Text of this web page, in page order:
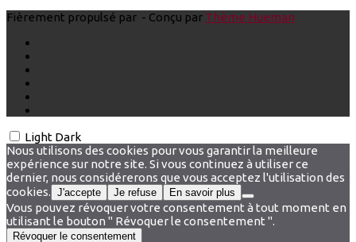
Fièrement propulsé par - Conçu par Thème Hueman
Light Dark
Nous utilisons des cookies pour vous garantir la meilleure
expérience sur notre site. Si vous continuez à utiliser ce
dernier, nous considérerons que vous acceptez l'utilisation des
cookies. J'accepte Je refuse En savoir plus
Vous pouvez révoquer votre consentement à tout moment en
utilisant le bouton " Révoquer le consentement ".
Révoquer le consentement